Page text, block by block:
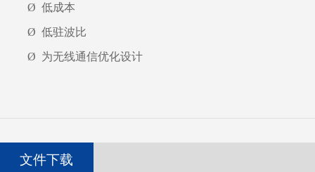
Ø 低成本
Ø 低驻波比
Ø 为无线通信优化设计
文件下载